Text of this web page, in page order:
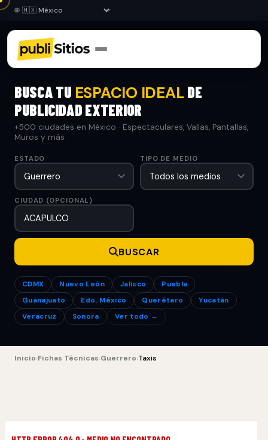
BUSCA TU ESPACIO IDEALDE
PUBLICIDAD EXTERIOR
+500 ciudades en México · Espectaculares, Vallas, Pantallas,
Muros y más
ESTADO TIPO DE MEDIO
CIUDAD (OPCIONAL)
BUSCAR
CDMX Nuevo León Jalisco
Puebla
Guanajuato
Edo. México Querétaro
Yucatán
Veracruz
Sonora Ver todo →
Inicio›Fichas Técnicas›Guerrero›Taxis